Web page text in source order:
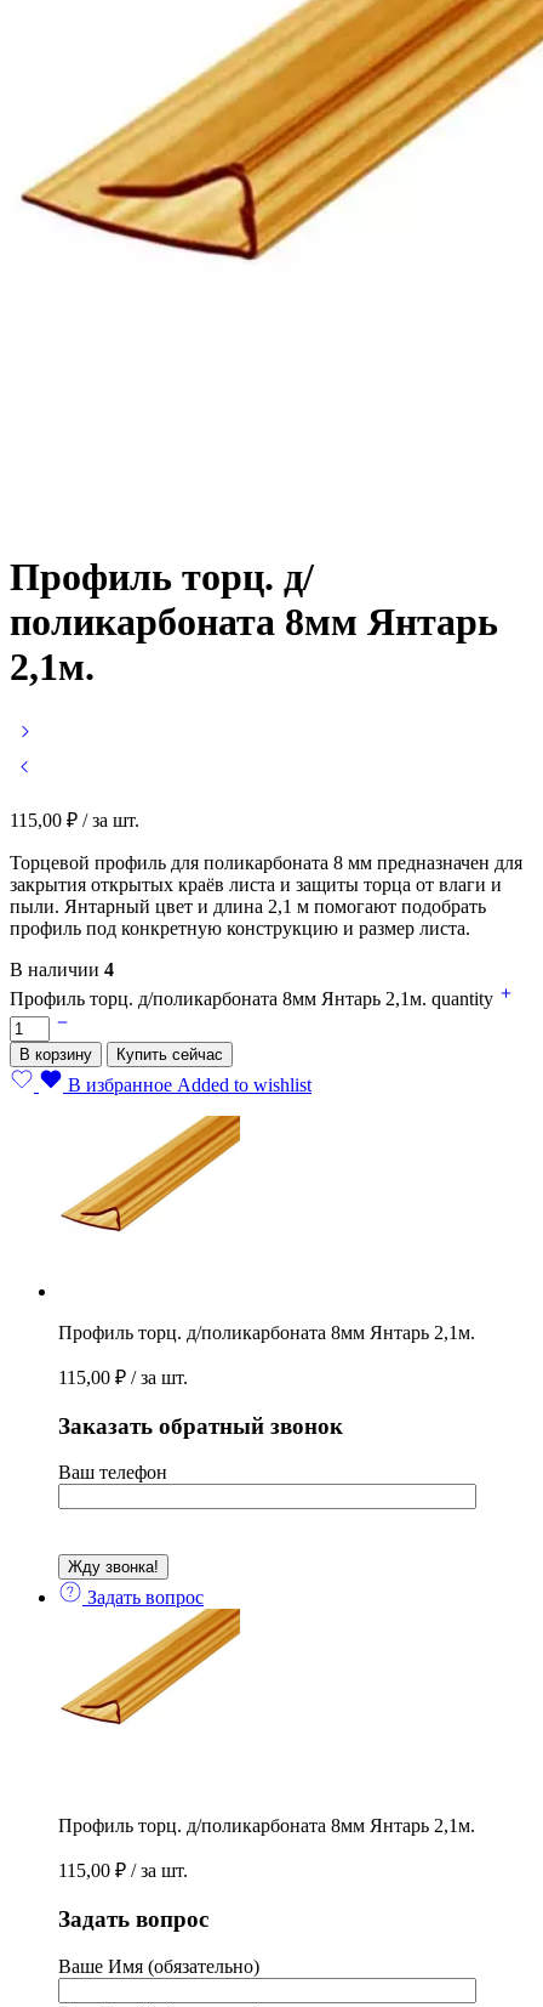
Профиль торц. д/
поликарбоната 8мм Янтарь
2,1м.
115,00 ₽ / за шт.
Торцевой профиль для поликарбоната 8 мм предназначен для
закрытия открытых краёв листа и защиты торца от влаги и
пыли. Янтарный цвет и длина 2,1 м помогают подобрать
профиль под конкретную конструкцию и размер листа.
В наличии 4
Профиль торц. д/поликарбоната 8мм Янтарь 2,1м. quantity
В корзину Купить сейчас
В избранное Added to wishlist
Профиль торц. д/поликарбоната 8мм Янтарь 2,1м.
115,00 ₽ / за шт.
Заказать обратный звонок
Ваш телефон
Задать вопрос
Профиль торц. д/поликарбоната 8мм Янтарь 2,1м.
115,00 ₽ / за шт.
Задать вопрос
Ваше Имя (обязательно)